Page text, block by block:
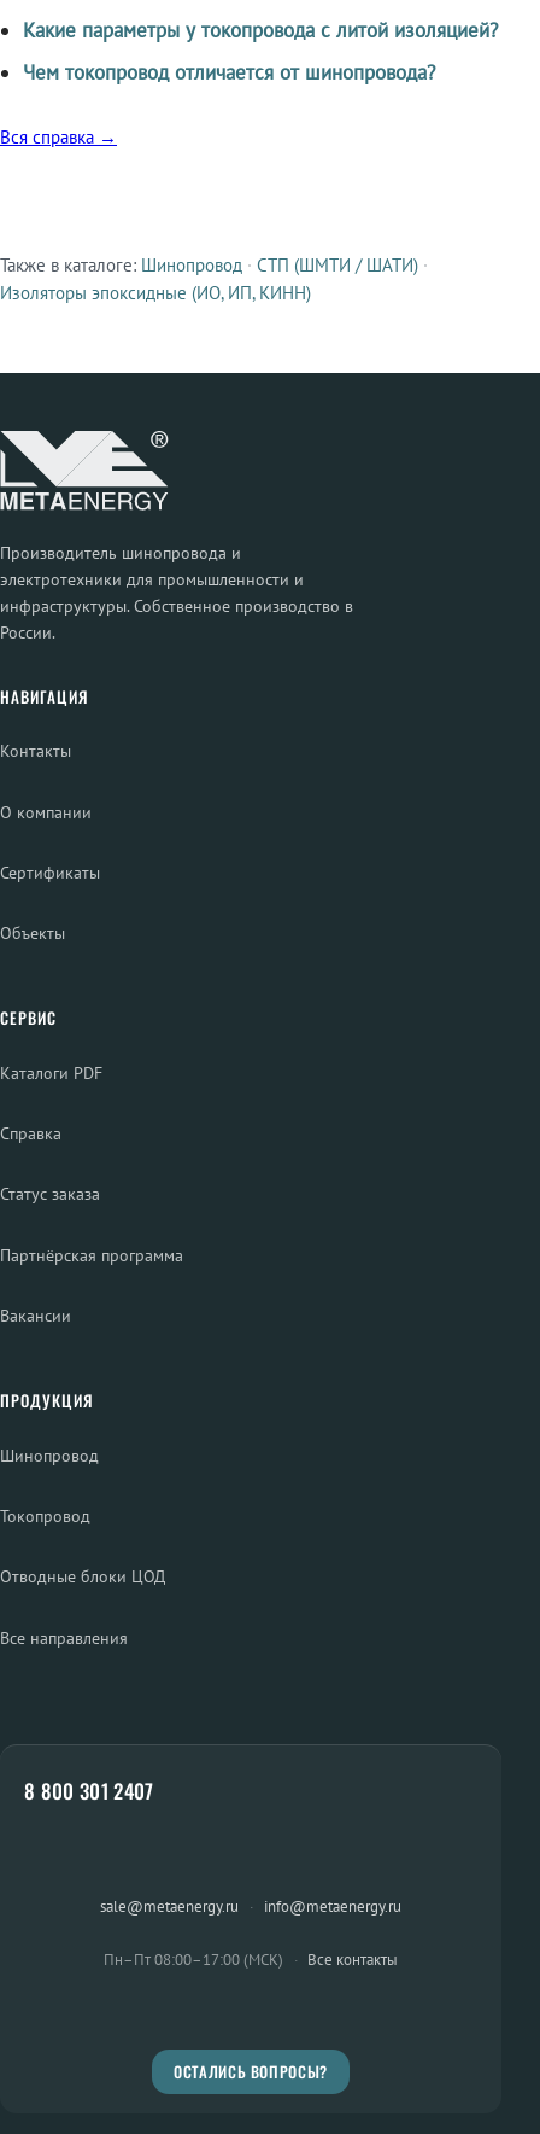
Какие параметры у токопровода с литой изоляцией?
Чем токопровод отличается от шинопровода?
Вся справка →
Смежные продукты
Также в каталоге: Шинопровод · СТП (ШМТИ / ШАТИ) ·
Изоляторы эпоксидные (ИО, ИП, КИНН)
Производитель шинопровода и
электротехники для промышленности и
инфраструктуры. Собственное производство в
России.
НАВИГАЦИЯ
Контакты
О компании
Сертификаты
Объекты
СЕРВИС
Каталоги PDF
Справка
Статус заказа
Партнёрская программа
Вакансии
ПРОДУКЦИЯ
Шинопровод
Токопровод
Отводные блоки ЦОД
Все направления
8 800 301 2407
sale@metaenergy.ru · info@metaenergy.ru
Пн–Пт 08:00–17:00 (МСК) · Все контакты
ОСТАЛИСЬ ВОПРОСЫ?